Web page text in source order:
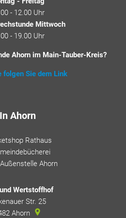
- 12.00 Uhr
Mittwoch
- 19.00 Uhr
Ahorn im Main-Tauber-Kreis?
Sie dem Link
In Ahorn
Rathaus
Ahorn
Wertstoffhof
Str. 25
Ahorn